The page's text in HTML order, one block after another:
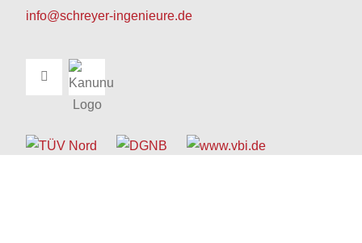
info@schreyer-ingenieure.de